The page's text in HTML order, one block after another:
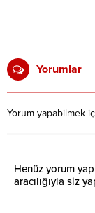
Yorumlar
Yorum yapabilmek
Henüz yorum
aracılığıyla siz